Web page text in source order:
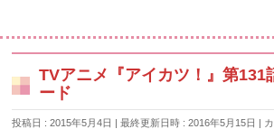
TVアニメ『アイカツ！』第131
ード
投稿日 : 2015年5月4日 最終更新日時 : 2016年5月15日